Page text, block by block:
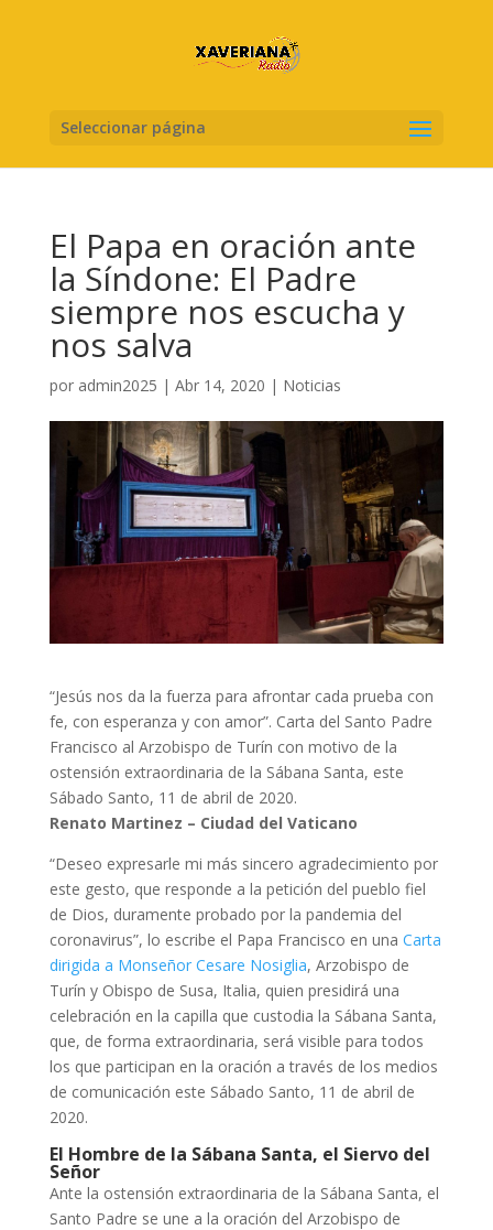
Seleccionar página
El Papa en oración ante
la Síndone: El Padre
siempre nos escucha y
nos salva
por admin2025 | Abr 14, 2020 | Noticias
“Jesús nos da la fuerza para afrontar cada prueba con
fe, con esperanza y con amor”. Carta del Santo Padre
Francisco al Arzobispo de Turín con motivo de la
ostensión extraordinaria de la Sábana Santa, este
Sábado Santo, 11 de abril de 2020.
Renato Martinez – Ciudad del Vaticano
“Deseo expresarle mi más sincero agradecimiento por
este gesto, que responde a la petición del pueblo fiel
de Dios, duramente probado por la pandemia del
coronavirus”, lo escribe el Papa Francisco en una Carta
dirigida a Monseñor Cesare Nosiglia, Arzobispo de
Turín y Obispo de Susa, Italia, quien presidirá una
celebración en la capilla que custodia la Sábana Santa,
que, de forma extraordinaria, será visible para todos
los que participan en la oración a través de los medios
de comunicación este Sábado Santo, 11 de abril de
2020.
El Hombre de la Sábana Santa, el Siervo del
Señor
Ante la ostensión extraordinaria de la Sábana Santa, el
Santo Padre se une a la oración del Arzobispo de